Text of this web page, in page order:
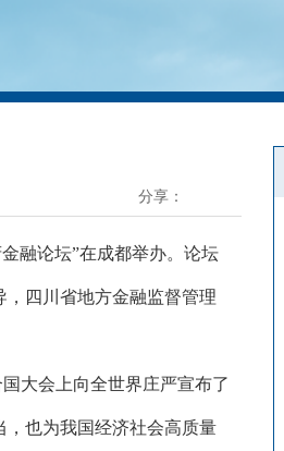
分享：
融论坛”在成都举办。论坛
四川省地方金融监督管理
大会上向全世界庄严宣布了
也为我国经济社会高质量